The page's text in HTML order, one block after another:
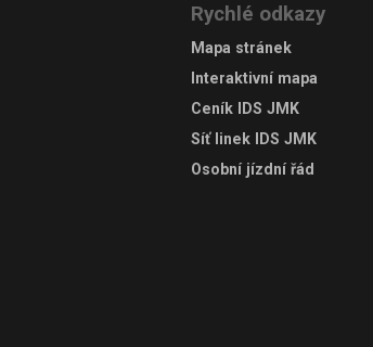
Rychlé odkazy
Mapa stránek
Interaktivní mapa
Ceník IDS JMK
Síť linek IDS JMK
Osobní jízdní řád